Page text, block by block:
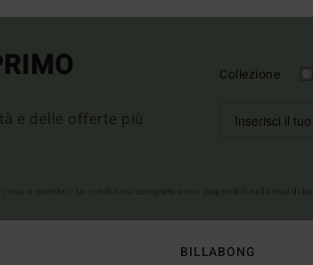
e delle offerte più
Collezione
BILLABONG